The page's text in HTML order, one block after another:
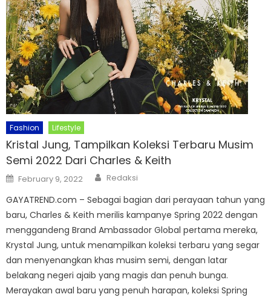
Fashion Lifestyle
Kristal Jung, Tampilkan Koleksi Terbaru Musim
Semi 2022 Dari Charles & Keith
Posted
on
February 9, 2022 Author
Redaksi
GAYATREND.com – Sebagai bagian dari perayaan tahun yang
baru, Charles & Keith merilis kampanye Spring 2022 dengan
menggandeng Brand Ambassador Global pertama mereka,
Krystal Jung, untuk menampilkan koleksi terbaru yang segar
dan menyenangkan khas musim semi, dengan latar
belakang negeri ajaib yang magis dan penuh bunga.
Merayakan awal baru yang penuh harapan, koleksi Spring